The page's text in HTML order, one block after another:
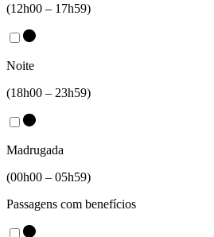
(12h00 – 17h59)
Noite
(18h00 – 23h59)
Madrugada
(00h00 – 05h59)
Passagens com benefícios